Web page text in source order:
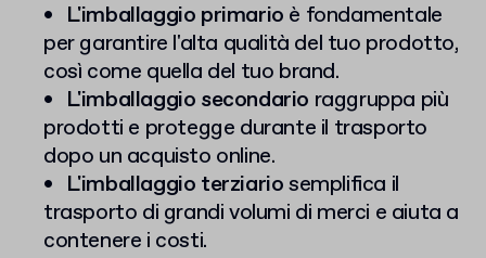
L'imballaggio primario è fondamentale
per garantire l'alta qualità del tuo prodotto,
così come quella del tuo brand.
L'imballaggio secondario raggruppa più
prodotti e protegge durante il trasporto
dopo un acquisto online.
L'imballaggio terziariosemplifica il
trasporto di grandi volumi di merci e aiuta a
contenere i costi.